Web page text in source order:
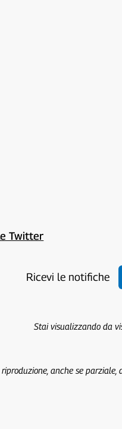
Twitter
Ricevi le notifiche
Stai visualizzando da
anche se